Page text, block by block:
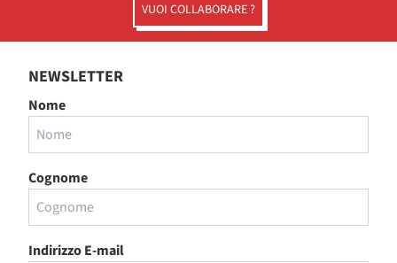
VUOI COLLABORARE ?
NEWSLETTER
Nome
Cognome
Indirizzo E-mail